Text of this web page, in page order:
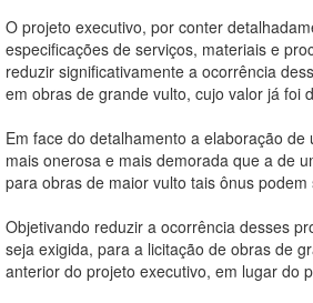
O projeto executivo, por conter
especificações de serviços, materiais e
reduzir significativamente a ocorrência
em obras de grande vulto, cujo valor já foi
Em face do detalhamento a elaboração de
mais onerosa e mais demorada que a de
para obras de maior vulto tais ônus podem
Objetivando reduzir a ocorrência desses
seja exigida, para a licitação de obras de
anterior do projeto executivo, em lugar do